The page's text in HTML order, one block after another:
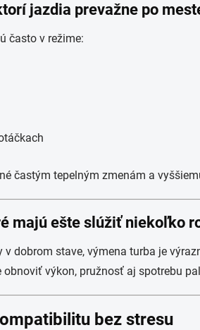
jazdia prevažne po
často v režime:
častým tepelným zmenám a
majú ešte slúžiť niekoľko
v dobrom stave, výmena turba je
výkon, pružnosť aj spotrebu
bez stresu